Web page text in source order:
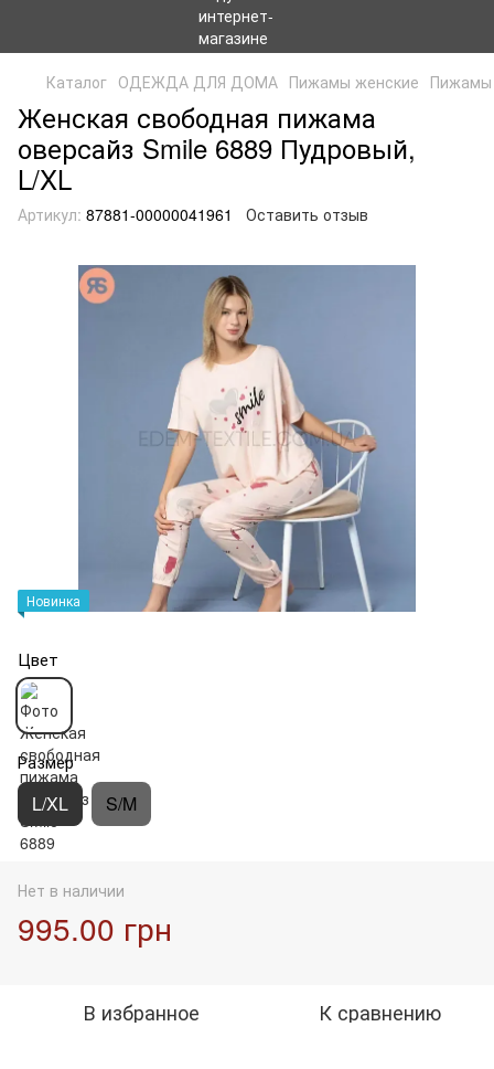
Каталог ОДЕЖДА ДЛЯ ДОМА Пижамы женские Пижамы
Женская свободная пижама
оверсайз Smile 6889 Пудровый,
L/XL
Артикул: 87881-00000041961 Оставить отзыв
Новинка
Цвет
Размер
L/XL S/M
Нет в наличии
995.00 грн
В избранное К сравнению